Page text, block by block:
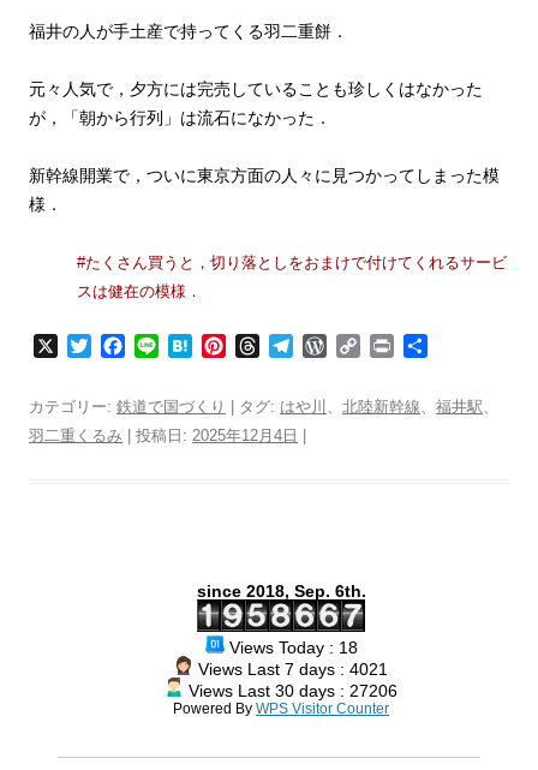
福井の人が手土産で持ってくる羽二重餅．
元々人気で，夕方には完売していることも珍しくはなかった
が，「朝から行列」は流石になかった．
新幹線開業で，ついに東京方面の人々に見つかってしまった模
様．
#たくさん買うと，切り落としをおまけで付けてくれるサービ
スは健在の模様．
t
c
e
b
e
H
e
n
e
e
a
e
g
W
d
C
p
y
n
カテゴリー: 鉄道で国づくり | タグ: はや川 、 北陸新幹線、 福井駅、
羽二重くるみ | 投稿日: 2025年12月4日
since 2018, Sep. 6th.
Views Today : 18
Views Last 7 days : 4021
Views Last 30 days : 27206
Powered By WPS Visitor Counter